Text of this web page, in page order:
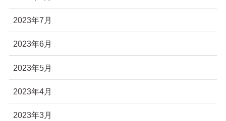
2023年7月
2023年6月
2023年5月
2023年4月
2023年3月